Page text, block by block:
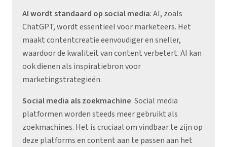
AI wordt standaard op social media: AI, zoals
ChatGPT, wordt essentieel voor marketeers. Het
maakt contentcreatie eenvoudiger en sneller,
waardoor de kwaliteit van content verbetert. AI kan
ook dienen als inspiratiebron voor
marketingstrategieën.
Social media als zoekmachine: Social media
platformen worden steeds meer gebruikt als
zoekmachines. Het is cruciaal om vindbaar te zijn op
deze platforms en content aan te passen aan het